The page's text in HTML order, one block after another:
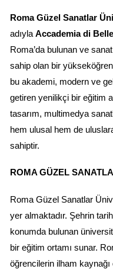
Roma Güzel Sanatlar
adıyla Accademia di
Roma’da bulunan ve
sahip olan bir
bu akademi, modern ve
getiren yenilikçi bir eğitim
tasarım, multimedya
hem ulusal hem de
sahiptir.
ROMA GÜZEL
Roma Güzel Sanatlar
yer almaktadır. Şehrin
konumda bulunan
bir eğitim ortamı sunar.
öğrencilerin ilham kaynağı